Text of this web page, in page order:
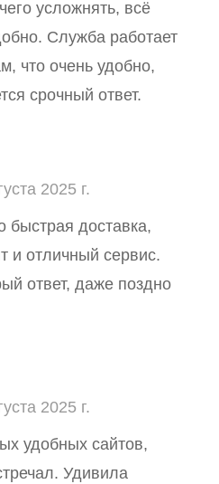
усложнять, всё
Служба работает
что очень удобно,
срочный ответ.
2025 г.
быстрая доставка,
и отличный сервис.
ответ, даже поздно
2025 г.
удобных сайтов,
Удивила